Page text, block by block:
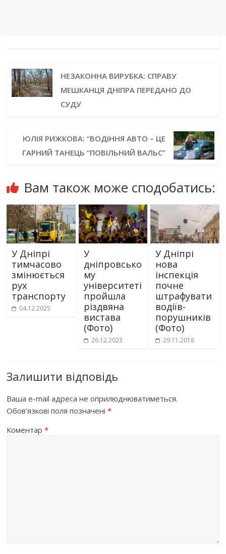
НЕЗАКОННА ВИРУБКА: СПРАВУ
МЕШКАНЦЯ ДНІПРА ПЕРЕДАНО ДО
СУДУ
ЮЛІЯ РИЖКОВА: “ВОДІННЯ АВТО – ЦЕ
ГАРНИЙ ТАНЕЦЬ “ПОВІЛЬНИЙ ВАЛЬС”
Вам також може сподобатись:
У Дніпрі
тимчасово
змінюється
рух
транспорту
04.12.2025
У
дніпровсько
му
університеті
пройшла
різдвяна
вистава
(Фото)
26.12.2023
У Дніпрі
нова
інспекція
почне
штрафувати
водіїв-
порушників
(Фото)
29.11.2018
Залишити відповідь
Ваша e-mail адреса не оприлюднюватиметься.
Обов’язкові поля позначені*
Коментар*